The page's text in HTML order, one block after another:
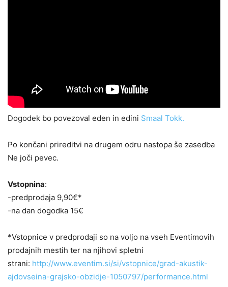
Dogodek bo povezoval eden in edini Smaal Tokk.
Po končani prireditvi na drugem odru nastopa še zasedba
Ne joči pevec.
Vstopnina:
-predprodaja 9,90€*
-na dan dogodka 15€
*Vstopnice v predprodaji so na voljo na vseh Eventimovih
prodajnih mestih ter na njihovi spletni
strani: http://www.eventim.si/si/vstopnice/grad-akustik-
ajdovseina-grajsko-obzidje-1050797/performance.html